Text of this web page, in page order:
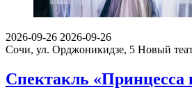
2026-09-26 2026-09-26
Сочи, ул. Орджоникидзе, 5 Новый
Спектакль «Принцесса